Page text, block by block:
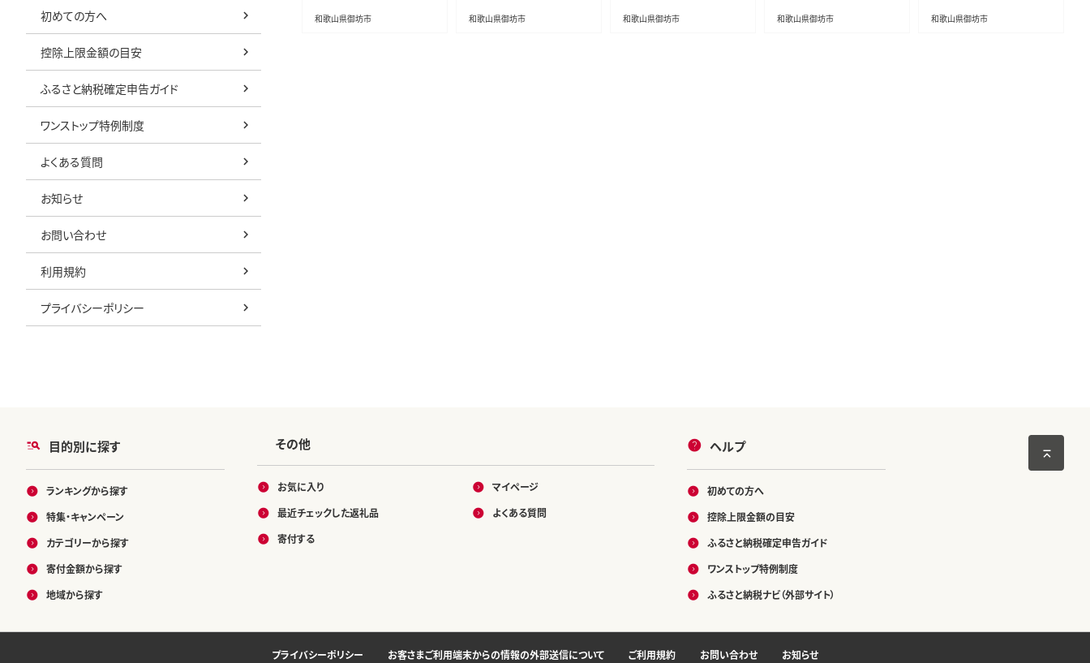
初めての方へ
控除上限金額の目安
ふるさと納税確定申告ガイド
ワンストップ特例制度
よくある質問
お知らせ
お問い合わせ
利用規約
プライバシーポリシー
和歌山県御坊市 和歌山県御坊市 和歌山県御坊市 和歌山県御坊市 和歌山県御坊市
目的別に探す
ランキングから探す
特集・キャンペーン
カテゴリーから探す
寄付金額から探す
地域から探す
その他
お気に入り
最近チェックした返礼品
寄付する
マイページ
よくある質問
ヘルプ
初めての方へ
控除上限金額の目安
ふるさと納税確定申告ガイド
ワンストップ特例制度
ふるさと納税ナビ（外部サイト）
プライバシーポリシー お客さまご利用端末からの情報の外部送信について ご利用規約 お問い合わせ お知らせ